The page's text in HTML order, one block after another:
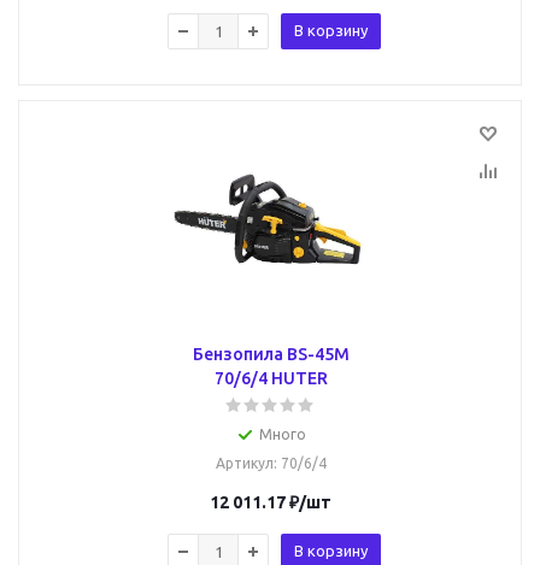
В корзину
Бензопила BS-45М
70/6/4 HUTER
Много
Артикул: 70/6/4
12 011.17₽/шт
В корзину